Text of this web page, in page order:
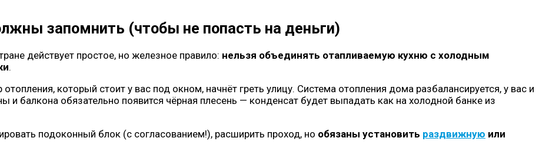
запомнить (чтобы не попасть на деньги)
действует простое, но железное правило: нельзя объединять отапливаемую кухню с холодным
.
который стоит у вас под окном, начнёт греть улицу. Система отопления дома разбалансируется, у вас и
и балкона обязательно появится чёрная плесень — конденсат будет выпадать как на холодной банке из
подоконный блок (с согласованием!), расширить проход, но обязаны установить раздвижную или